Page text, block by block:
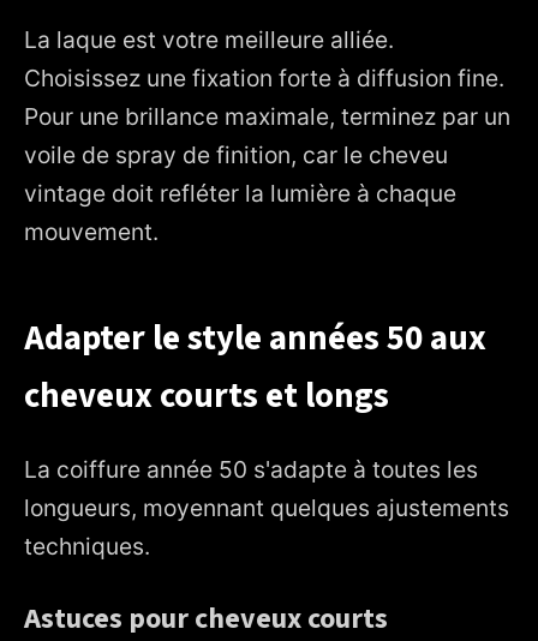
La laque est votre meilleure alliée.
Choisissez une fixation forte à diffusion fine.
Pour une brillance maximale, terminez par un
voile de spray de finition, car le cheveu
vintage doit refléter la lumière à chaque
mouvement.
Adapter le style années 50 aux
cheveux courts et longs
La coiffure année 50 s'adapte à toutes les
longueurs, moyennant quelques ajustements
techniques.
Astuces pour cheveux courts